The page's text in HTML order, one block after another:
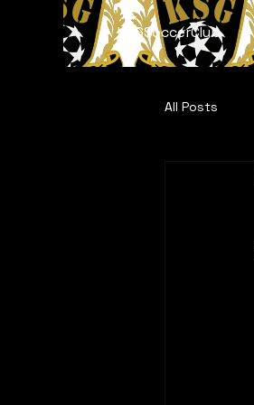
KSGSoccerClub
All Posts